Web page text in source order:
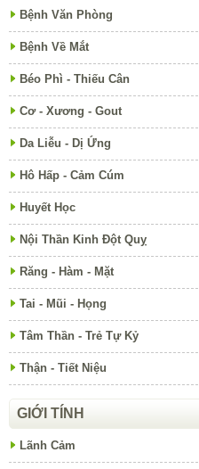
Bệnh Văn Phòng
Bệnh Về Mắt
Béo Phì - Thiếu Cân
Cơ - Xương - Gout
Da Liễu - Dị Ứng
Hô Hấp - Cảm Cúm
Huyết Học
Nội Thần Kinh Đột Quỵ
Răng - Hàm - Mặt
Tai - Mũi - Họng
Tâm Thần - Trẻ Tự Kỷ
Thận - Tiết Niệu
GIỚI TÍNH
Lãnh Cảm